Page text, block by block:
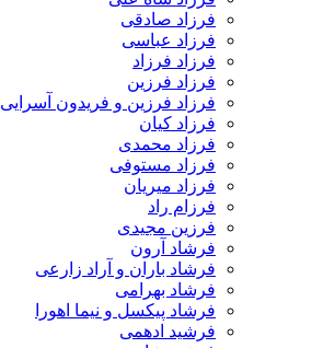
فرزاد صادقی
فرزاد عباسی
فرزاد فرزاد
فرزاد فرزین
فرزاد فرزین و فریدون آسرایی
فرزاد کیان
فرزاد محمدی
فرزاد مستوفی
فرزاد میریان
فرزام راد
فرزین مجیدی
فرشاد آرون
فرشاد باران و آراد زارعی
فرشاد بهرامی
فرشاد پیکسل و نیما اهورا
فرشید ادهمی